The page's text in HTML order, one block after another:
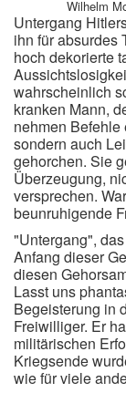
Wilhelm
Untergang
ihn für absurdes
hoch dekorierte
wahrscheinlich
kranken Mann,
nehmen
sondern auch
gehorchen. Sie
Überzeugung,
versprechen.
beunruhigende
"Untergang",
Anfang dieser
diesen
Lasst uns
Begeisterung in
Freiwilliger. Er
militärischen
Kriegsende
wie für viele